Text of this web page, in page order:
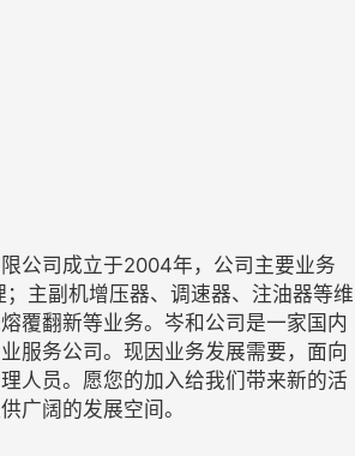
限公司成立于2004年，公司主要业务
主副机增压器、调速器、注油器等维
覆翻新等业务。岑和公司是一家国内
服务公司。现因业务发展需要，面向
人员。愿您的加入给我们带来新的活
广阔的发展空间。